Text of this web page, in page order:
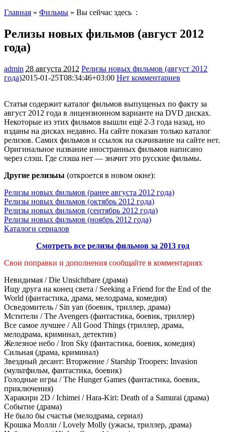
Главная » Фильмы » Вы сейчас здесь :
Релизы новых фильмов (август 2012
года)
admin 28 августа 2012 Релизы новых фильмов (август 2012
года)2015-01-25T08:34:46+03:00 Нет комментариев
Статья содержит каталог фильмов выпущеных по факту за
август 2012 года в лицензионном варианте на DVD дисках.
Некоторые из этих фильмов вышли ещё 2-3 года назад, но
изданы на дисках недавно. На сайте показан только каталог
релизов. Самих фильмов и ссылок на скачивание на сайте нет.
Оригинальное название иностранных фильмов написано
через слэш. Где слэша нет — значит это русские фильмы.
Другие релизыы (откроется в новом окне):
Релизы новых фильмов (ранее августа 2012 года)
Релизы новых фильмов (октябрь 2012 года)
Релизы новых фильмов (сентябрь 2012 года)
Релизы новых фильмов (ноябрь 2012 года)
Каталоги сериалов
Смотреть все релизы фильмов за 2013 год
Свои поправки и дополнения сообщайте в комментариях
Невидимая / Die Unsichtbare (драма)
Ищу друга на конец света / Seeking a Friend for the End of the
World (фантастика, драма, мелодрама, комедия)
Осведомитель / Sin yan (боевик, триллер, драма)
Мстители / The Avengers (фантастика, боевик, триллер)
Все самое лучшее / All Good Things (триллер, драма,
мелодрама, криминал, детектив)
Железное небо / Iron Sky (фантастика, боевик, комедия)
Сильная (драма, криминал)
Звездный десант: Вторжение / Starship Troopers: Invasion
(мультфильм, фантастика, боевик)
Голодные игры / The Hunger Games (фантастика, боевик,
приключения)
Харакири 2D / Ichimei / Hara-Kiri: Death of a Samurai (драма)
Событие (драма)
Не было бы счастья (мелодрама, сериал)
Крошка Молли / Lovely Molly (ужасы, триллер, драма)